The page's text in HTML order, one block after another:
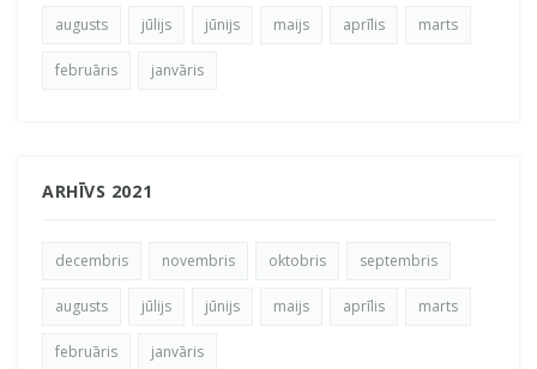
augusts jūlijs jūnijs maijs aprīlis marts
februāris janvāris
ARHĪVS 2021
decembris novembris oktobris septembris
augusts jūlijs jūnijs maijs aprīlis marts
februāris janvāris